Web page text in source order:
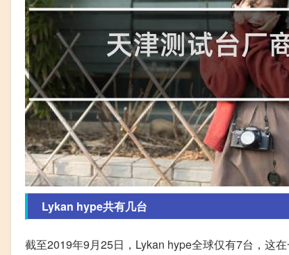
Lykan hype共有几台
截至2019年9月25日，Lykan hype全球仅有7台，这